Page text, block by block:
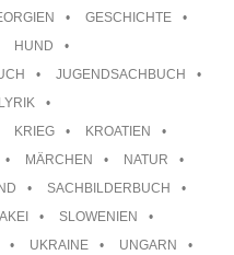
GESCHICHTE
HUND
JUGENDSACHBUCH
KRIEG
KROATIEN
MÄRCHEN
NATUR
SACHBILDERBUCH
SLOWENIEN
UKRAINE
UNGARN